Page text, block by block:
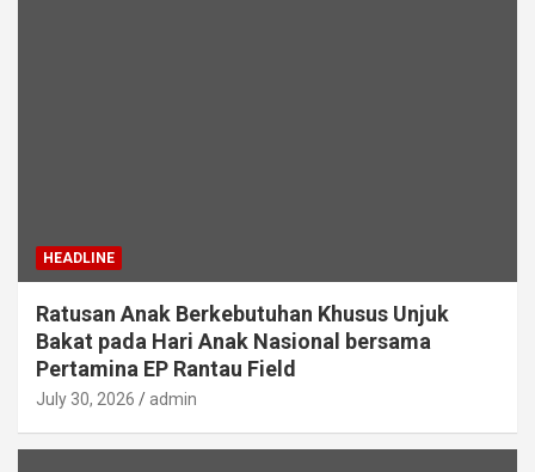
HEADLINE
Ratusan Anak Berkebutuhan Khusus Unjuk
Bakat pada Hari Anak Nasional bersama
Pertamina EP Rantau Field
July 30, 2026 admin